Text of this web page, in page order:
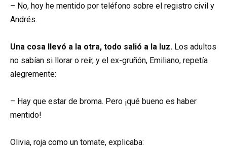
– No, hoy he mentido por teléfono sobre el registro civil y
Andrés.
Una cosa llevó a la otra, todo salió a la luz. Los adultos
no sabían si llorar o reír, y el ex-gruñón, Emiliano, repetía
alegremente:
– Hay que estar de broma. Pero ¡qué bueno es haber
mentido!
Olivia, roja como un tomate, explicaba: